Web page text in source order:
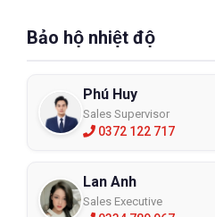
Bảo hộ nhiệt độ
Phú Huy
Sales Supervisor
0372 122 717
Lan Anh
Sales Executive